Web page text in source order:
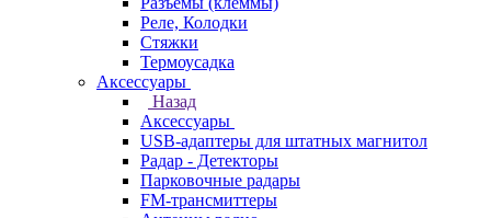
Реле, Колодки
Стяжки
Термоусадка
Аксессуары
Назад
Аксессуары
USB-адаптеры для штатных магнитол
Радар - Детекторы
Парковочные радары
FM-трансмиттеры